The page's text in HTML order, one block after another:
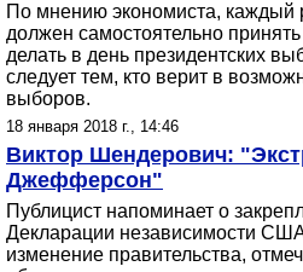
По мнению экономиста, каждый
должен самостоятельно
делать в день президентских
следует тем, кто верит в
выборов.
18 января 2018 г., 14:46
Виктор Шендерович:
Джефферсон"
Публицист напоминает о
Декларации независимости
изменение правительства,